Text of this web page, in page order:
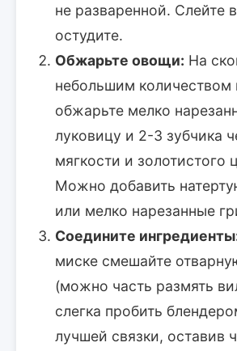
не разваренной. Слейте
остудите.
Обжарьте овощи: На
небольшим количеством
обжарьте мелко
луковицу и 2-3 зубчика
мягкости и золотистого
Можно добавить
или мелко нарезанные
Соедините
миске смешайте
(можно часть размять
слегка пробить
лучшей связки, оставив